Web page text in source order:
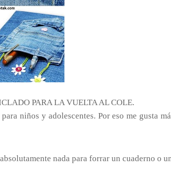
PARA LA VUELTA AL COLE.
niños y adolescentes. Por eso me gusta
nada para forrar un cuaderno o